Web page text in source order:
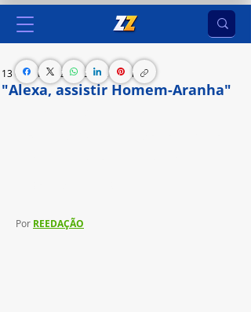
"Alexa, assistir Homem-Aranha"
13 de fev. de 2024 3 min de leitura
Por REEDAÇÃO